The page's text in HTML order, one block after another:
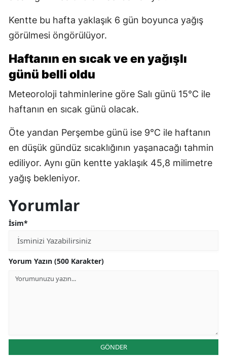
Kentte bu hafta yaklaşık 6 gün boyunca yağış
görülmesi öngörülüyor.
Haftanın en sıcak ve en yağışlı
günü belli oldu
Meteoroloji tahminlerine göre Salı günü 15°C ile
haftanın en sıcak günü olacak.
Öte yandan Perşembe günü ise 9°C ile haftanın
en düşük gündüz sıcaklığının yaşanacağı tahmin
ediliyor. Aynı gün kentte yaklaşık 45,8 milimetre
yağış bekleniyor.
Yorumlar
İsim*
Yorum Yazın (500 Karakter)
GÖNDER